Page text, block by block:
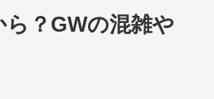
？GWの混雑や